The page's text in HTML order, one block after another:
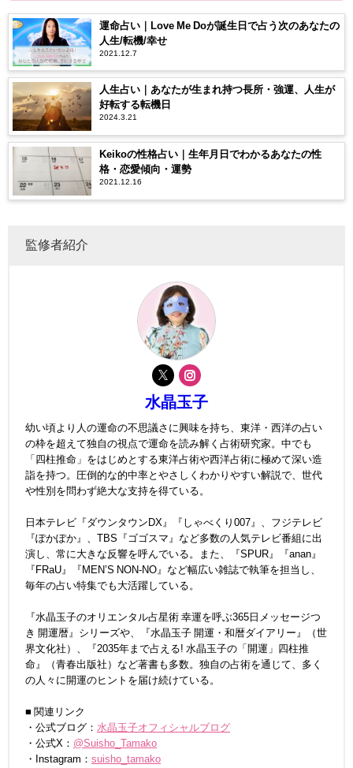
運命占い｜Love Me Doが誕生日で占う次のあなたの
人生/転機/幸せ
2021.12.7
人生占い｜あなたが生まれ持つ長所・強運、人生が
好転する転機日
2024.3.21
Keikoの性格占い｜生年月日でわかるあなたの性
格・恋愛傾向・運勢
2021.12.16
監修者紹介
水晶玉子
幼い頃より人の運命の不思議さに興味を持ち、東洋・西洋の占い
の枠を超えて独自の視点で運命を読み解く占術研究家。中でも
「四柱推命」をはじめとする東洋占術や西洋占術に極めて深い造
詣を持つ。圧倒的な的中率とやさしくわかりやすい解説で、世代
や性別を問わず絶大な支持を得ている。
日本テレビ『ダウンタウンDX』『しゃべくり007』、フジテレビ
『ぽかぽか』、TBS『ゴゴスマ』など多数の人気テレビ番組に出
演し、常に大きな反響を呼んでいる。また、『SPUR』『anan』
『FRaU』『MEN’S NON-NO』など幅広い雑誌で執筆を担当し、
毎年の占い特集でも大活躍している。
『水晶玉子のオリエンタル占星術 幸運を呼ぶ365日メッセージつ
き 開運暦』シリーズや、『水晶玉子 開運・和暦ダイアリー』（世
界文化社）、『2035年まで占える! 水晶玉子の「開運」四柱推
命』（青春出版社）など著書も多数。独自の占術を通じて、多く
の人々に開運のヒントを届け続けている。
■ 関連リンク
・公式ブログ： 水晶玉子オフィシャルブログ
・公式X： @Suisho_Tamako
・Instagram： suisho_tamako